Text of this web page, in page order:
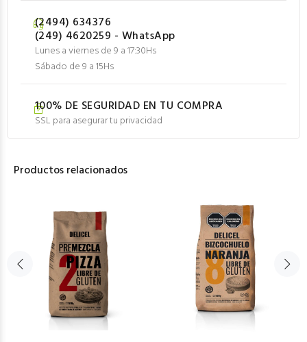
(2494) 634376
(249) 4620259 - WhatsApp
Lunes a viernes de 9 a 17:30Hs
Sábado de 9 a 15Hs
100% DE SEGURIDAD EN TU COMPRA
SSL para asegurar tu privacidad
Productos relacionados